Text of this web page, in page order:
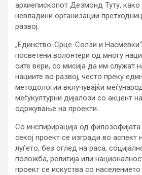
архиепископот Дезмонд Туту,
невладини организации
развој.
„Единство-Срце-Солзи и
посветени волонтери од многу
сите вери, со мисија да им служат
нациите во развој, често преку
методологии вклучувајќи
меѓукултурни дијалози со акцент
одржување на проекти.
Со инспирирација од
секој проект се изгради во аспект
луѓето, без оглед на раса,
положба, религија или
проект се искуства со